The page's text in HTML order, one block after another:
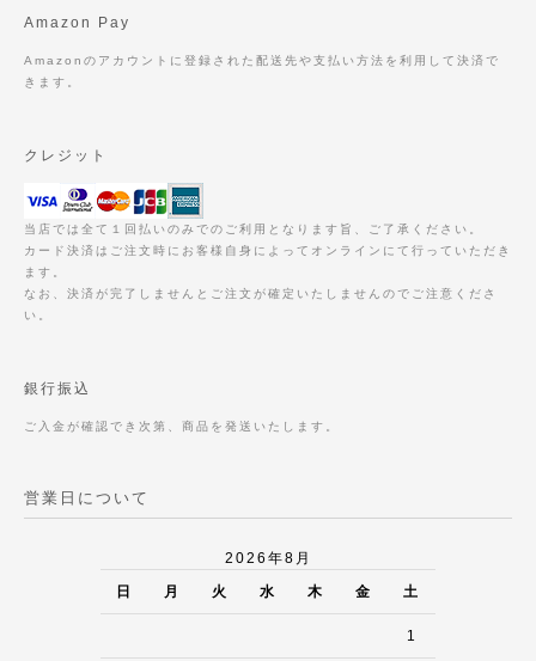
Amazon Pay
Amazonのアカウントに登録された配送先や支払い方法を利用して決済で
きます。
クレジット
当店では全て１回払いのみでのご利用となります旨、ご了承ください。
カード決済はご注文時にお客様自身によってオンラインにて行っていただき
ます。
なお、決済が完了しませんとご注文が確定いたしませんのでご注意くださ
い。
銀行振込
ご入金が確認でき次第、商品を発送いたします。
営業日について
2026年8月
日 月 火 水 木 金 土
1